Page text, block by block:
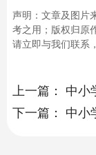
声明：文章及图片
考之用；版权归原
请立即与我们联系
上一篇： 中小
下一篇： 中小